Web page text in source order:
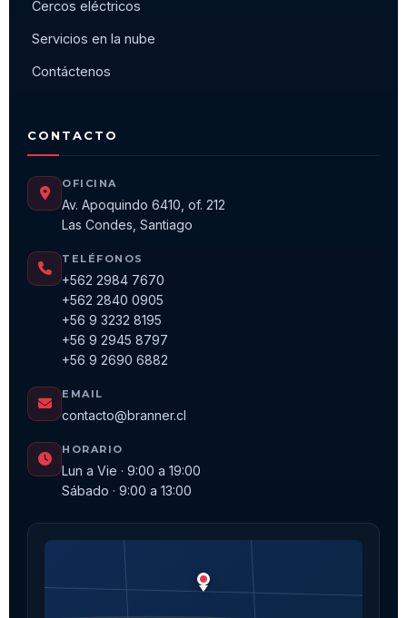
Cercos eléctricos
Servicios en la nube
Contáctenos
CONTACTO
OFICINA
Av. Apoquindo 6410, of. 212
Las Condes, Santiago
TELÉFONOS
+562 2984 7670
+562 2840 0905
+56 9 3232 8195
+56 9 2945 8797
+56 9 2690 6882
EMAIL
contacto@branner.cl
HORARIO
Lun a Vie · 9:00 a 19:00
Sábado · 9:00 a 13:00